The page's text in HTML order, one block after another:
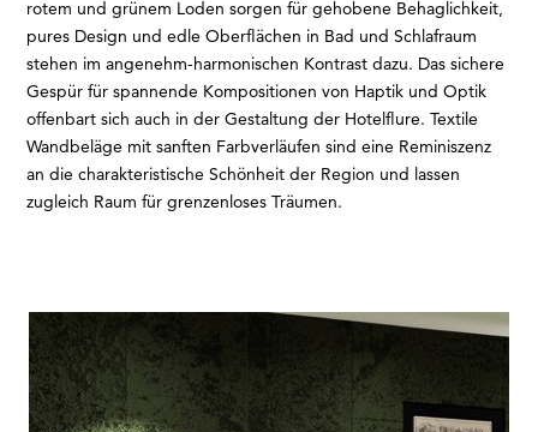
rotem und grünem Loden sorgen für gehobene Behaglichkeit,
pures Design und edle Oberflächen in Bad und Schlafraum
stehen im angenehm-harmonischen Kontrast dazu. Das sichere
Gespür für spannende Kompositionen von Haptik und Optik
offenbart sich auch in der Gestaltung der Hotelflure. Textile
Wandbeläge mit sanften Farbverläufen sind eine Reminiszenz
an die charakteristische Schönheit der Region und lassen
zugleich Raum für grenzenloses Träumen.